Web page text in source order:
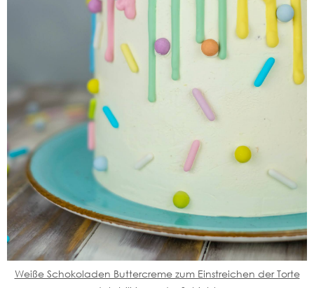
Weiße Schokoladen Buttercreme zum Einstreichen der Torte